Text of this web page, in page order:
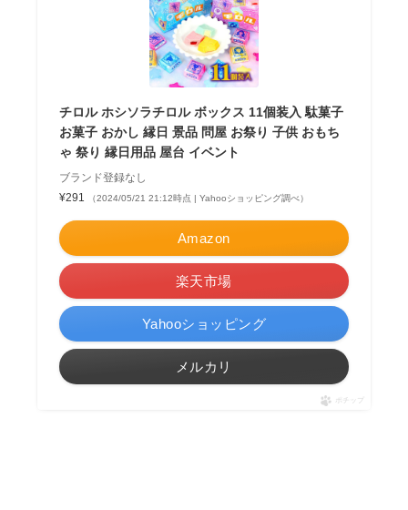
チロル ホシソラチロル ボックス 11個装入 駄菓子
お菓子 おかし 縁日 景品 問屋 お祭り 子供 おもち
ゃ 祭り 縁日用品 屋台 イベント
ブランド登録なし
¥291
（2024/05/21 21:12時点 | Yahooショッピング調べ）
Amazon
楽天市場
Yahooショッピング
メルカリ
ポチップ